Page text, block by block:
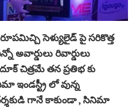
సెళ్యులైడ్ పై సరికొత్త
అవార్డులు రివార్డులు
చిత్రమే తన ప్రతిభ కు
ఇండస్ట్రీ లో వున్న
గానే కాకుండా , సినిమా